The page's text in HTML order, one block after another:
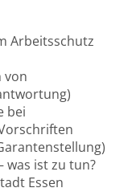
Arbeitsschutz
von
bei
was ist zu tun?
Essen